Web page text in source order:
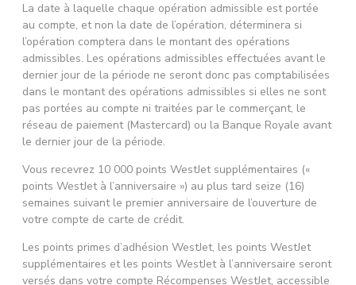
La date à laquelle chaque opération admissible est portée
au compte, et non la date de l’opération, déterminera si
l’opération comptera dans le montant des opérations
admissibles. Les opérations admissibles effectuées avant le
dernier jour de la période ne seront donc pas comptabilisées
dans le montant des opérations admissibles si elles ne sont
pas portées au compte ni traitées par le commerçant, le
réseau de paiement (Mastercard) ou la Banque Royale avant
le dernier jour de la période.
Vous recevrez 10 000 points WestJet supplémentaires («
points WestJet à l’anniversaire ») au plus tard seize (16)
semaines suivant le premier anniversaire de l’ouverture de
votre compte de carte de crédit.
Les points primes d’adhésion WestJet, les points WestJet
supplémentaires et les points WestJet à l’anniversaire seront
versés dans votre compte Récompenses WestJet, accessible